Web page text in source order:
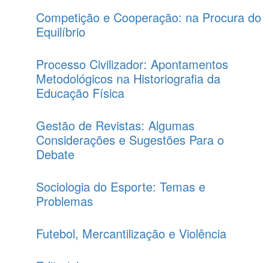
Competição e Cooperação: na Procura do
Equilíbrio
Processo Civilizador: Apontamentos
Metodológicos na Historiografia da
Educação Física
Gestão de Revistas: Algumas
Considerações e Sugestões Para o
Debate
Sociologia do Esporte: Temas e
Problemas
Futebol, Mercantilização e Violência